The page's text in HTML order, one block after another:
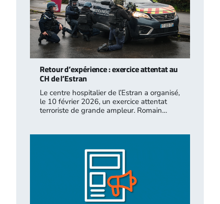
Retour d’expérience : exercice attentat au
CH de l’Estran
Le centre hospitalier de l’Estran a organisé,
le 10 février 2026, un exercice attentat
terroriste de grande ampleur. Romain…